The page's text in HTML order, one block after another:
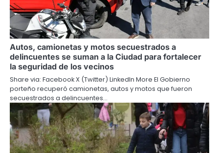
Autos, camionetas y motos secuestrados a
delincuentes se suman a la Ciudad para fortalecer
la seguridad de los vecinos
Share via: Facebook X (Twitter) LinkedIn More El Gobierno
porteño recuperó camionetas, autos y motos que fueron
secuestrados a delincuentes…